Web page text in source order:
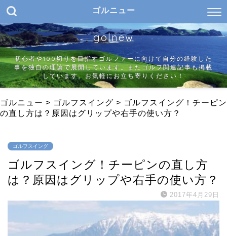
ゴルニュー
golnew
初心者や100切りを目指すゴルファーに向けて自分の経験した
事を独自の理論で展開しています。またゴルフ関連記事も掲載
しています。お気軽にお立ち寄りください！
ゴルニュー > ゴルフスイング > ゴルフスイング！チーピン
の直し方は？原因はグリップや右手の使い方？
ゴルフスイング
ゴルフスイング！チーピンの直し方
は？原因はグリップや右手の使い方？
2017年4月29日